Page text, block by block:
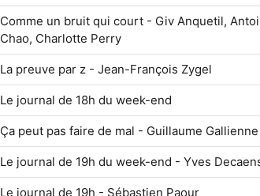
Comme un bruit qui court - Giv Anquetil,
Chao, Charlotte Perry
La preuve par z - Jean-François Zygel
Le journal de 18h du week-end
Ça peut pas faire de mal - Guillaume Gallienne
Le journal de 19h du week-end - Yves
Le journal de 19h - Sébastien Paour